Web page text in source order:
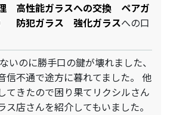
高性能ガラスへの交換 ペアガ
防犯ガラス 強化ガラスへの口
いのに勝手口の鍵が壊れました、
信不通で途方に暮れてました。 他
てきたので困り果てリクシルさん
ス店さんを紹介してもいました。